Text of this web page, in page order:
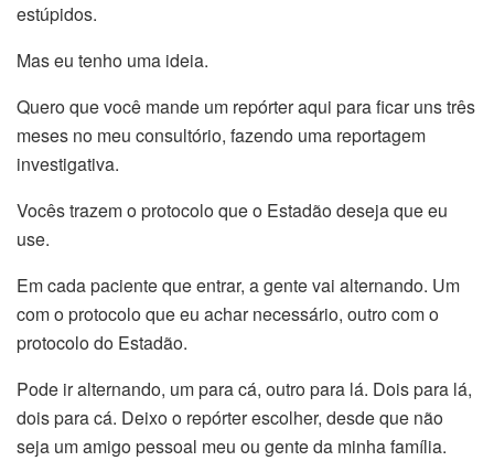
estúpidos.
Mas eu tenho uma ideia.
Quero que você mande um repórter aqui para ficar uns três
meses no meu consultório, fazendo uma reportagem
investigativa.
Vocês trazem o protocolo que o Estadão deseja que eu
use.
Em cada paciente que entrar, a gente vai alternando. Um
com o protocolo que eu achar necessário, outro com o
protocolo do Estadão.
Pode ir alternando, um para cá, outro para lá. Dois para lá,
dois para cá. Deixo o repórter escolher, desde que não
seja um amigo pessoal meu ou gente da minha família.